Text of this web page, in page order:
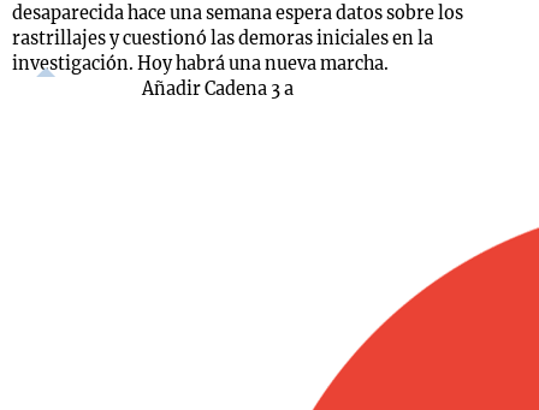
desaparecida hace una semana espera datos sobre los
rastrillajes y cuestionó las demoras iniciales en la
investigación. Hoy habrá una nueva marcha.
Añadir Cadena 3 a
Notas